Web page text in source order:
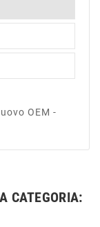
OEM -
CATEGORIA: